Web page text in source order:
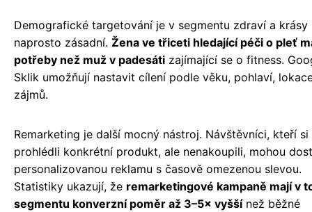
Demografické targetování je v segmentu zdraví a krásy
naprosto zásadní. Žena ve třiceti hledající péči o pleť
potřeby než muž v padesáti zajímající se o fitness.
Sklik umožňují nastavit cílení podle věku, pohlaví,
zájmů.
Remarketing je další mocný nástroj. Návštěvníci, kteří si
prohlédli konkrétní produkt, ale nenakoupili, mohou
personalizovanou reklamu s časově omezenou slevou.
Statistiky ukazují, že remarketingové kampaně mají v
segmentu konverzní poměr až 3–5× vyššínež běžné